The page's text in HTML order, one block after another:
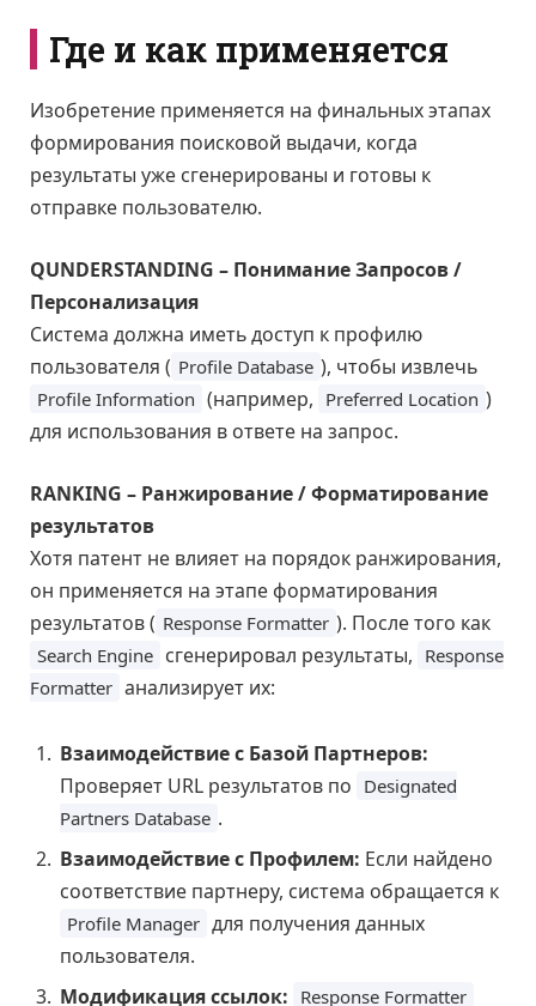
Где и как применяется
Изобретение применяется на финальных этапах
формирования поисковой выдачи, когда
результаты уже сгенерированы и готовы к
отправке пользователю.
QUNDERSTANDING – Понимание Запросов /
Персонализация
Система должна иметь доступ к профилю
пользователя ( Profile Database ), чтобы извлечь
Profile Information (например, Preferred Location )
для использования в ответе на запрос.
RANKING – Ранжирование / Форматирование
результатов
Хотя патент не влияет на порядок ранжирования,
он применяется на этапе форматирования
результатов ( Response Formatter ). После того как
Search Engine сгенерировал результаты, Response
Formatter анализирует их:
Взаимодействие с Базой Партнеров:
Проверяет URL результатов по Designated
Partners Database .
Взаимодействие с Профилем: Если найдено
соответствие партнеру, система обращается к
Profile Manager для получения данных
пользователя.
Модификация ссылок: Response Formatter